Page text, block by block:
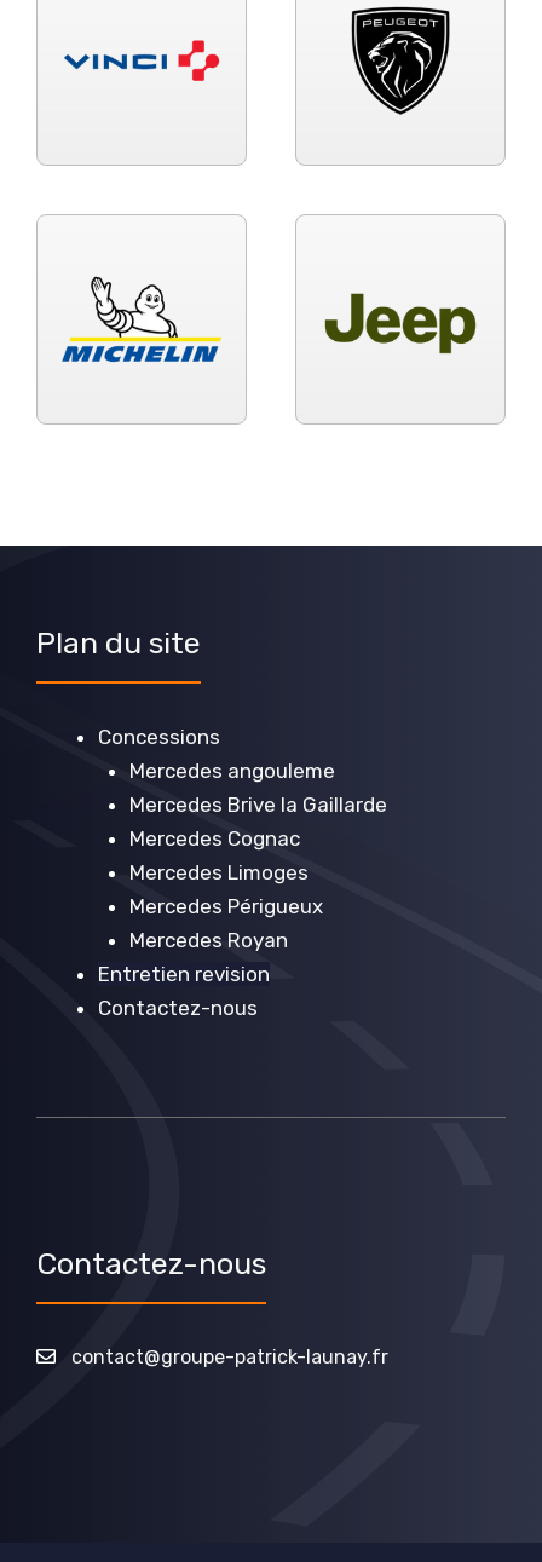
Plan du site
Concessions
Mercedes angouleme
Mercedes Brive la Gaillarde
Mercedes Cognac
Mercedes Limoges
Mercedes Périgueux
Mercedes Royan
Entretien revision
Contactez-nous
Contactez-nous
contact@groupe-patrick-launay.fr